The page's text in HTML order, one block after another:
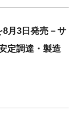
月3日発売－サ
定調達・製造